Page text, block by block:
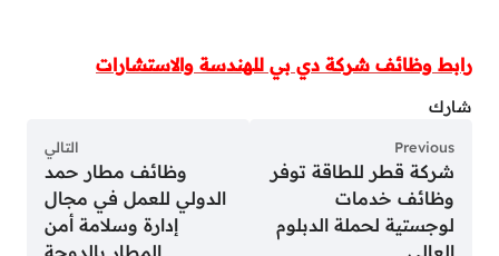
رابط وظائف شركة دي بي للهندسة والاستشارات
شارك
Previous
شركة قطر للطاقة توفر
وظائف خدمات
لوجستية لحملة الدبلوم
العالي
التالي
وظائف مطار حمد
الدولي للعمل في مجال
إدارة وسلامة أمن
المطار بالدوحة